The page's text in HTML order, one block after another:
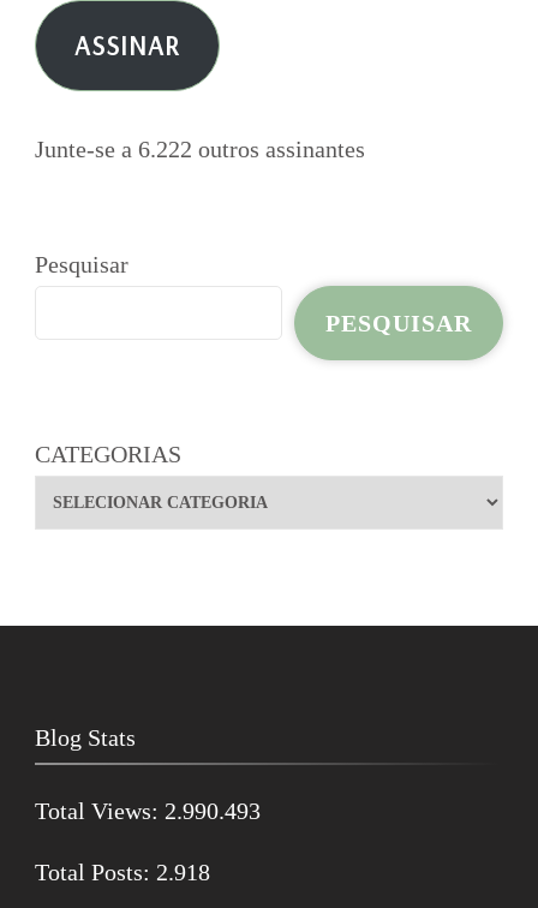
e-
mail ASSINAR
Junte-se a 6.222 outros assinantes
Pesquisar
PESQUISAR
CATEGORIAS
Blog Stats
Total Views: 2.990.493
Total Posts: 2.918